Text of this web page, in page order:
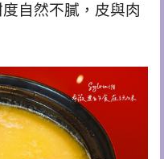
自然不膩，皮與肉